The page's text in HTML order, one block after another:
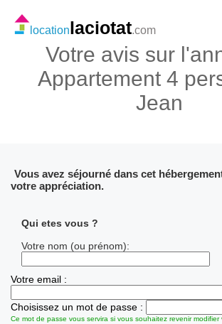
Votre avis sur
Appartement 4
Jean
locationlaciotat.com
Vous avez séjourné dans cet
votre appréciation.
Qui etes vous ?
Votre nom (ou prénom):
Votre email :
Choisissez un mot de passe :
Ce mot de passe vous servira si vous souhaitez revenir modifier